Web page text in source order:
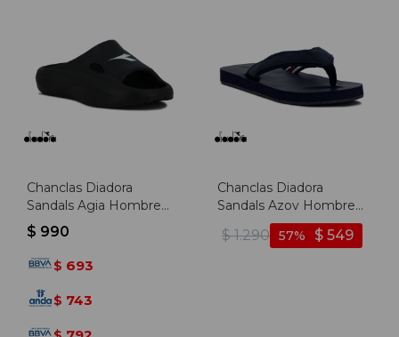
Chanclas Diadora
Sandals Agia Hombre
Negro-blanco - Negro-
blanco
$ 990
$ 693
$ 743
Chanclas Diadora
Sandals Azov Hombre
Marino-marino - Marino-
marino
$ 1.290 $ 549
57